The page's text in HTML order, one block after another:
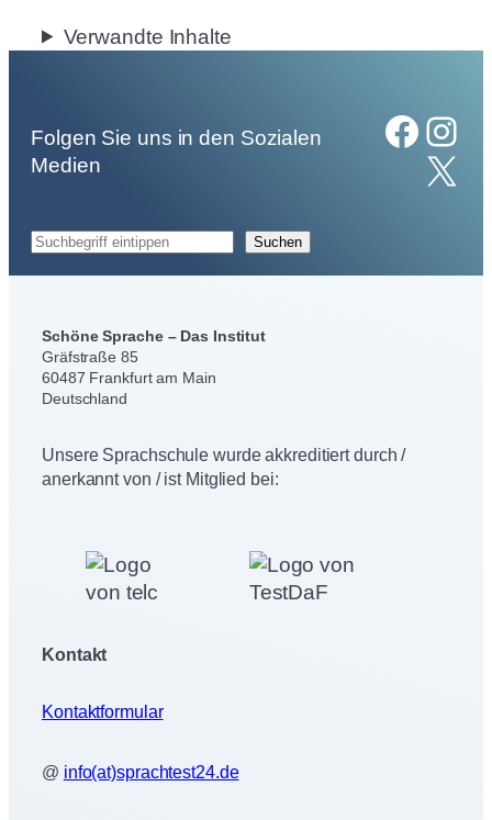
Verwandte Inhalte
Folgen Sie uns in den Sozialen
Medien
Facebook Instagram
X
S
u
Suchen
Schöne Sprache – Das Institut
Gräfstraße 85
60487 Frankfurt am Main
Deutschland
Unsere Sprachschule wurde akkreditiert durch /
anerkannt von / ist Mitglied bei:
Kontakt
Kontaktformular
@ info(at)sprachtest24.de